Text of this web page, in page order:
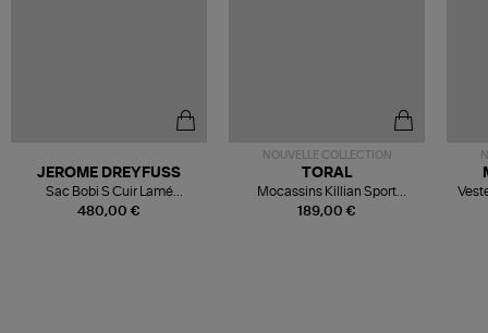
480,00 €
JEROME DREYFUSS
Sac Bobi S Cuir Lamé
Champagne
NOUVELLE COLLECTION
189,00 €
TORAL
Mocassins Killian Sport
Mousse